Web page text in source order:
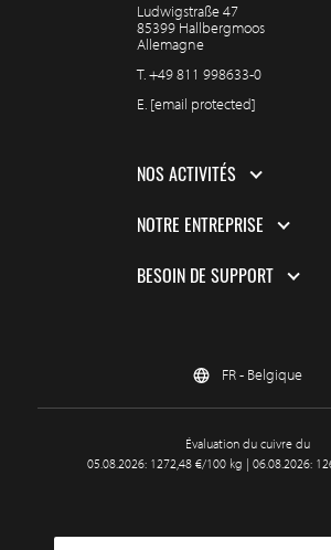
Ludwigstraße 47
85399 Hallbergmoos
Allemagne
T.+49 811 998633-0
E. [email protected]
NOS ACTIVITÉS
NOTRE ENTREPRISE
BESOIN DE SUPPORT
FR - Belgique
Évaluation du cuivre du
05.08.2026: 1272,48 €/100 kg | 06.08.2026: